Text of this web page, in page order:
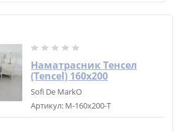
Наматрасник Тенсел
(Tencel) 160х200
Sofi De MarkO
Артикул: М-160х200-Т